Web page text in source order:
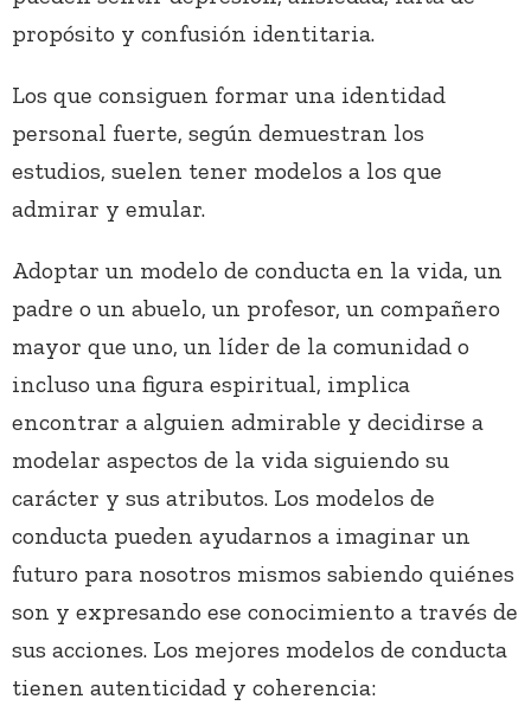
propósito y confusión identitaria.
Los que consiguen formar una identidad
personal fuerte, según demuestran los
estudios, suelen tener modelos a los que
admirar y emular.
Adoptar un modelo de conducta en la vida, un
padre o un abuelo, un profesor, un compañero
mayor que uno, un líder de la comunidad o
incluso una figura espiritual, implica
encontrar a alguien admirable y decidirse a
modelar aspectos de la vida siguiendo su
carácter y sus atributos. Los modelos de
conducta pueden ayudarnos a imaginar un
futuro para nosotros mismos sabiendo quiénes
son y expresando ese conocimiento a través de
sus acciones. Los mejores modelos de conducta
tienen autenticidad y coherencia: